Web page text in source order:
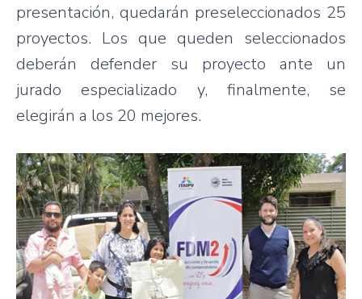
presentación, quedarán preseleccionados 25
proyectos. Los que queden seleccionados
deberán defender su proyecto ante un
jurado especializado y, finalmente, se
elegirán a los 20 mejores.